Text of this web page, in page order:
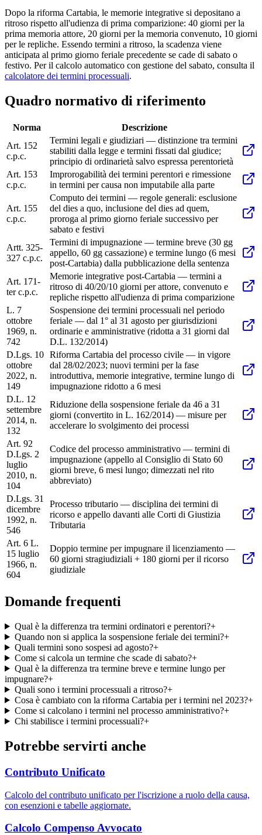
Dopo la riforma Cartabia, le memorie integrative si depositano a
ritroso rispetto all'udienza di prima comparizione: 40 giorni per la
prima memoria attore, 20 giorni per la memoria convenuto, 10 giorni
per le repliche. Essendo termini a ritroso, la scadenza viene
anticipata al primo giorno feriale precedente se cade di sabato o
festivo. Per il calcolo automatico con gestione del sabato, consulta il
calcolatore dei termini processuali.
Quadro normativo di riferimento
Norma
Descrizione
Art. 152
c.p.c.
Termini legali e giudiziari — distinzione tra termini
stabiliti dalla legge e termini fissati dal giudice;
principio di ordinarietà salvo espressa perentorietà
Art. 153
c.p.c.
Improrogabilità dei termini perentori e rimessione
in termini per causa non imputabile alla parte
Art. 155
c.p.c.
Computo dei termini — regole generali: esclusione
del dies a quo, inclusione del dies ad quem,
proroga al primo giorno feriale successivo per
sabato e festivi
Artt. 325-
327 c.p.c.
Termini di impugnazione — termine breve (30 gg
appello, 60 gg cassazione) e termine lungo (6 mesi
post-Cartabia) dalla pubblicazione della sentenza
Art. 171-
ter c.p.c.
Memorie integrative post-Cartabia — termini a
ritroso di 40/20/10 giorni per attore, convenuto e
repliche rispetto all'udienza di prima comparizione
L. 7
ottobre
1969, n.
742
Sospensione dei termini processuali nel periodo
feriale — dal 1° al 31 agosto per giurisdizioni
ordinarie e amministrative (ridotta a 31 giorni dal
D.L. 132/2014)
D.Lgs. 10
ottobre
2022, n.
149
Riforma Cartabia del processo civile — in vigore
dal 28/02/2023; nuovi termini per la fase
introduttiva, memorie integrative, termine lungo di
impugnazione ridotto a 6 mesi
D.L. 12
settembre
2014, n.
132
Riduzione della sospensione feriale da 46 a 31
giorni (convertito in L. 162/2014) — misure per
accelerare lo svolgimento dei processi
Art. 92
D.Lgs. 2
luglio
2010, n.
104
Codice del processo amministrativo — termini di
impugnazione (appello al Consiglio di Stato 60
giorni breve, 6 mesi lungo; dimezzati nel rito
abbreviato)
D.Lgs. 31
dicembre
1992, n.
546
Processo tributario — disciplina dei termini di
ricorso e appello davanti alle Corti di Giustizia
Tributaria
Art. 6 L.
15 luglio
1966, n.
604
Doppio termine per impugnare il licenziamento —
60 giorni stragiudiziali + 180 giorni per il ricorso
giudiziale
Domande frequenti
Qual è la differenza tra termini ordinatori e perentori?+
Quando non si applica la sospensione feriale dei termini?+
Quali termini sono sospesi ad agosto?+
Come si calcola un termine che scade di sabato?+
Qual è la differenza tra termine breve e termine lungo per
impugnare?+
Quali sono i termini processuali a ritroso?+
Cosa è cambiato con la riforma Cartabia per i termini nel 2023?+
Come si calcolano i termini nel processo amministrativo?+
Chi stabilisce i termini processuali?+
Potrebbe servirti anche
Contributo Unificato
Calcolo del contributo unificato per l'iscrizione a ruolo della causa,
con esenzioni e tabelle aggiornate.
Calcolo Compenso Avvocato